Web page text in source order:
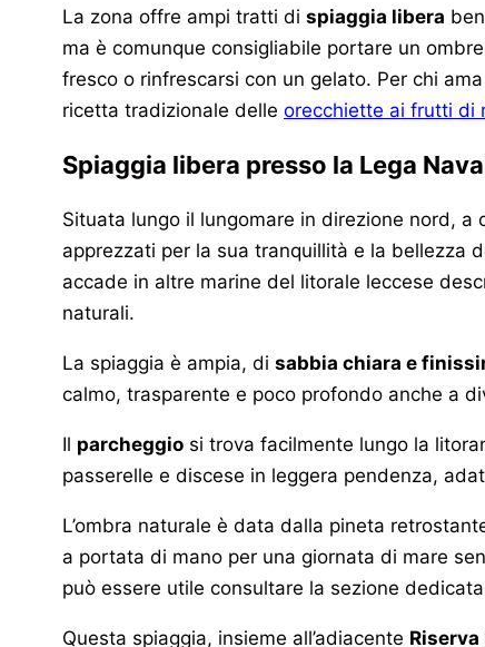
La zona offre ampi tratti di spiaggia libera
ma è comunque consigliabile portare un
fresco o rinfrescarsi con un gelato. Per chi
ricetta tradizionale delle orecchiette ai frutti di
Spiaggia libera presso la Lega
Situata lungo il lungomare in direzione nord, a
apprezzati per la sua tranquillità e la bellezza
accade in altre marine del litorale leccese
naturali.
La spiaggia è ampia, di sabbia chiara e
calmo, trasparente e poco profondo anche a
Il parcheggio si trova facilmente lungo la
passerelle e discese in leggera pendenza,
L’ombra naturale è data dalla pineta
a portata di mano per una giornata di mare
può essere utile consultare la sezione
Questa spiaggia, insieme all’adiacente